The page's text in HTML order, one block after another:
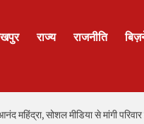
राज्य राजनीति
महिंद्रा, सोशल मीडिया से मांगी